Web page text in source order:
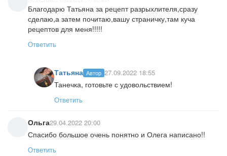
Благодарю Татьяна за рецепт разрыхлителя,сразу
сделаю,а затем почитаю,вашу страничку,там куча
рецептов для меня!!!!!
Ответить
Татьяна Автор 27.09.2022 18:55
Танечка, готовьте с удовольствием!
Ответить
Ольга29.04.2022 20:00
Спасибо большое очень понятно и Олега написано!!
Ответить